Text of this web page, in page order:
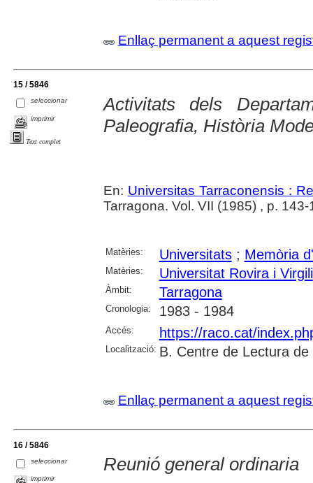
Enllaç permanent a aquest
15 / 5846
seleccionar
imprimir
Text complet
Activitats dels
Paleografia, Història
En: Universitas Tarraconensis :
Tarragona. Vol. VII (1985) , p. 143-
Matèries: Universitats; Memòria
Matèries: Universitat Rovira i Virgili
Àmbit: Tarragona
Cronologia: 1983 - 1984
Accés: https://raco.cat/
Localització: B. Centre de Lectura
Enllaç permanent a aquest
16 / 5846
seleccionar
imprimir
Reunió general ordinaria